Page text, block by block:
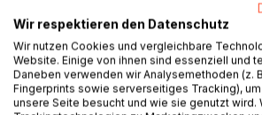
vor. Das operative Risiko soll jetzt
bei der Ermittlung des ökonomischen
berücksichtigt werden. Dadurch
Ausschuss aus externer Sicht, für die
die Reduzierung des bei ihr
zu schaffen. Es ist aber nur dann zu
Wir respektieren den Datenschutz
Wir nutzen Cookies und vergleichbare
Website. Einige von ihnen sind essenziell und
Daneben verwenden wir Analysemethoden (z.
Fingerprints sowie serverseitiges Tracking),
unsere Seite besucht und wie sie genutzt wird.